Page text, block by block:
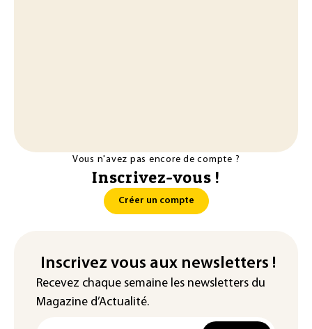
Vous n'avez pas encore de compte ?
Inscrivez-vous !
Créer un compte
Inscrivez vous aux newsletters !
Recevez chaque semaine les newsletters du
Magazine d’Actualité.